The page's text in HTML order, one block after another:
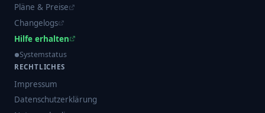
Pläne & Preise
Changelogs
Hilfe erhalten
Systemstatus
RECHTLICHES
Impressum
Datenschutzerklärung